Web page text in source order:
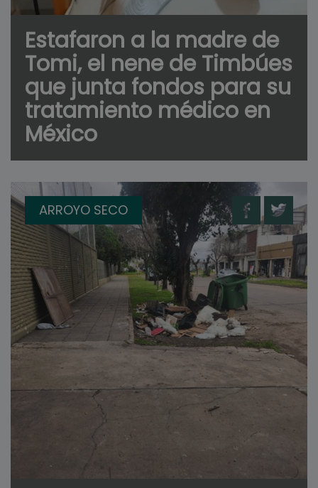
Estafaron a la madre de
Tomi, el nene de Timbúes
que junta fondos para su
tratamiento médico en
México
ARROYO SECO